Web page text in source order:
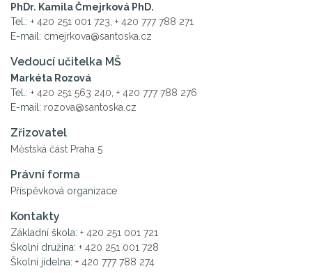
PhDr. Kamila Čmejrková PhD.
Tel.: + 420 251 001 723 + 420 777 788 271
E-mail: cmejrkova@santoska.cz
Vedoucí učitelka MŠ
Markéta Rozová
Tel.: + 420 251 563 240 + 420 777 788 276
E-mail: rozova@santoska.cz
Zřizovatel
Městská část Praha 5
Právní forma
Příspěvková organizace
Kontakty
Základní škola: + 420 251 001 721
Školní družina: + 420 251 001 728
Školní jídelna: + 420 777 788 274